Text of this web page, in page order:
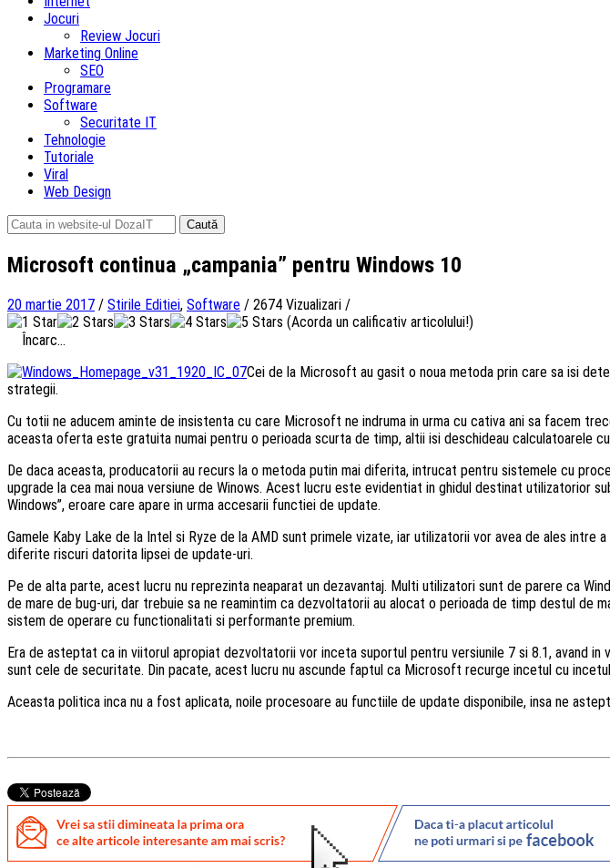
Jocuri
Review Jocuri
Marketing Online
SEO
Programare
Software
Securitate IT
Tehnologie
Tutoriale
Viral
Web Design
Caută
după:
Microsoft continua „campania” pentru Windows 10
20 martie 2017 / Stirile Editiei, Software / 2674 Vizualizari /
(Acorda un calificativ articolului!)
Încarc...
Cei de la Microsoft au gasit o noua metoda prin care sa isi
strategii.
Cu totii ne aducem aminte de insistenta cu care Microsoft ne indruma in urma cu cativa ani sa facem
aceasta oferta este gratuita numai pentru o perioada scurta de timp, altii isi deschideau calculatoarele
De daca aceasta, producatorii au recurs la o metoda putin mai diferita, intrucat pentru sistemele cu
upgrade la cea mai noua versiune de Winows. Acest lucru este evidentiat in ghidul destinat utilizatorior
Windows”, eroare care apare in urma accesarii functiei de update.
Gamele Kaby Lake de la Intel si Ryze de la AMD sunt primele vizate, iar utilizatorii vor avea de ales
diferite riscuri datorita lipsei de update-uri.
Pe de alta parte, acest lucru nu reprezinta neaparat un dezavantaj. Multi utilizatori sunt de parere ca
de mare de bug-uri, dar trebuie sa ne reamintim ca dezvoltatorii au alocat o perioada de timp destul
sistem de operare cu functionalitati si performante premium.
Era de asteptat ca in viitorul apropiat dezvoltatorii vor inceta suportul pentru versiunile 7 si 8.1, avand
sunt cele de securitate. Din pacate, acest lucru nu ascunde faptul ca Microsoft recurge incetul cu
Aceasta politica inca nu a fost aplicata, noile procesoare au functiile de update disponibile, insa ne